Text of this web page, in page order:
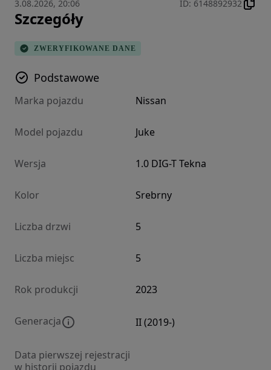
3.08.2026, 20:06 ID: 6148892932
Szczegóły
ZWERYFIKOWANE DANE
Podstawowe
Marka pojazdu Nissan
Model pojazdu Juke
Wersja 1.0 DIG-T Tekna
Kolor Srebrny
Liczba drzwi 5
Liczba miejsc 5
Rok produkcji 2023
Generacja II (2019-)
Data pierwszej rejestracji
w historii pojazdu